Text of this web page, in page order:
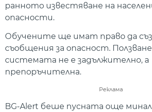
ранното известяване на
опасности.
Обучените ще имат право да
съобщения за опасност.
системата не е задължително, а
препоръчителна.
Реклама
BG-Alert беше пусната още